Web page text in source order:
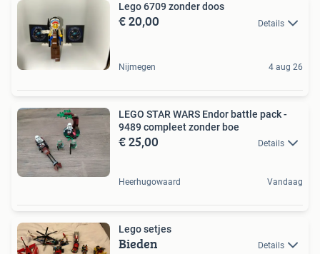
Lego 6709 zonder doos
€ 20,00 Details
Nijmegen 4 aug 26
LEGO STAR WARS Endor battle pack -
9489 compleet zonder boe
€ 25,00 Details
Heerhugowaard Vandaag
Lego setjes
Bieden Details